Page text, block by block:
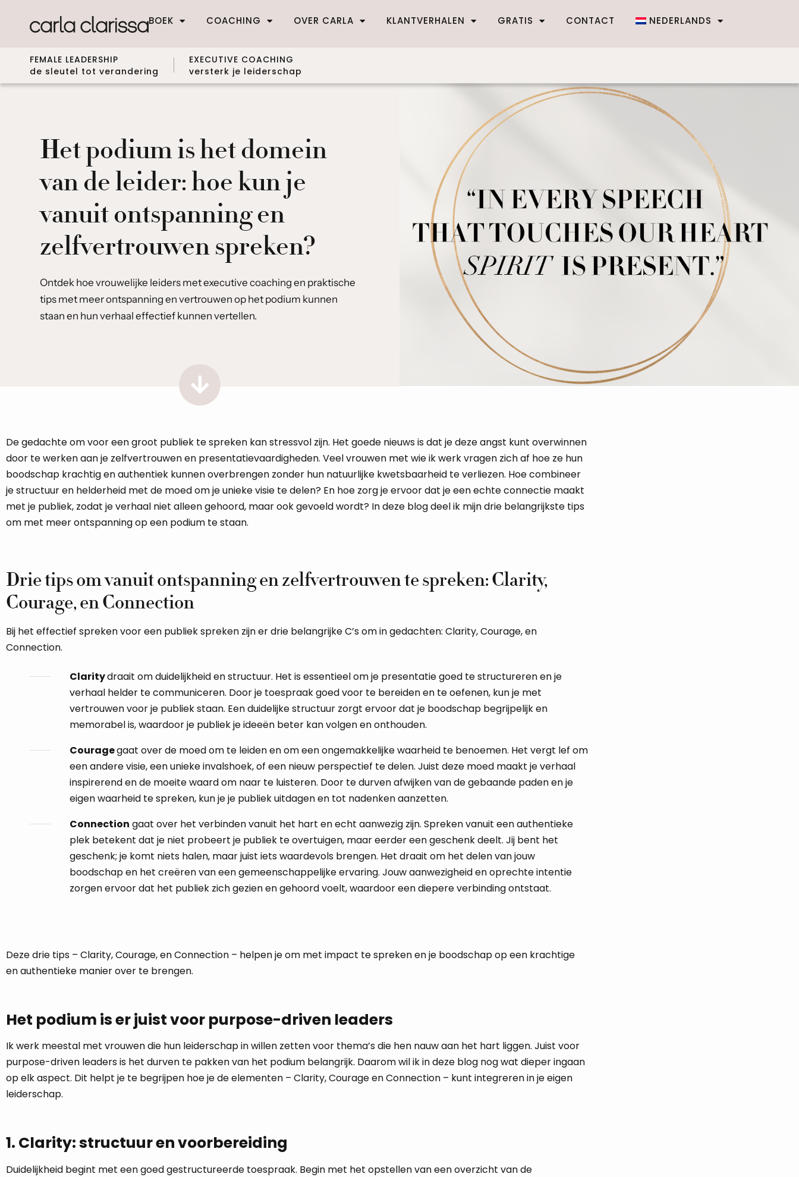
BOEK COACHING OVER CARLA KLANTVERHALEN GRATIS CONTACT NEDERLANDS
FEMALE LEADERSHIP
de sleutel tot verandering
EXECUTIVE COACHING
versterk je leiderschap
Het podium is het domein
van de leider: hoe kun je
vanuit ontspanning en
zelfvertrouwen spreken?
Ontdek hoe vrouwelijke leiders met executive coaching en praktische
tips met meer ontspanning en vertrouwen op het podium kunnen
staan en hun verhaal effectief kunnen vertellen.
De gedachte om voor een groot publiek te spreken kan stressvol zijn. Het goede nieuws is dat je deze angst kunt overwinnen
door te werken aan je zelfvertrouwen en presentatievaardigheden. Veel vrouwen met wie ik werk vragen zich af hoe ze hun
boodschap krachtig en authentiek kunnen overbrengen zonder hun natuurlijke kwetsbaarheid te verliezen. Hoe combineer
je structuur en helderheid met de moed om je unieke visie te delen? En hoe zorg je ervoor dat je een echte connectie maakt
met je publiek, zodat je verhaal niet alleen gehoord, maar ook gevoeld wordt? In deze blog deel ik mijn drie belangrijkste tips
om met meer ontspanning op een podium te staan.
Drie tips om vanuit ontspanning en zelfvertrouwen te spreken: Clarity,
Courage, en Connection
Bij het effectief spreken voor een publiek spreken zijn er drie belangrijke C’s om in gedachten: Clarity, Courage, en
Connection.
Claritydraait om duidelijkheid en structuur. Het is essentieel om je presentatie goed te structureren en je
verhaal helder te communiceren. Door je toespraak goed voor te bereiden en te oefenen, kun je met
vertrouwen voor je publiek staan. Een duidelijke structuur zorgt ervoor dat je boodschap begrijpelijk en
memorabel is, waardoor je publiek je ideeën beter kan volgen en onthouden.
Couragegaat over de moed om te leiden en om een ongemakkelijke waarheid te benoemen. Het vergt lef om
een andere visie, een unieke invalshoek, of een nieuw perspectief te delen. Juist deze moed maakt je verhaal
inspirerend en de moeite waard om naar te luisteren. Door te durven afwijken van de gebaande paden en je
eigen waarheid te spreken, kun je je publiek uitdagen en tot nadenken aanzetten.
Connection gaat over het verbinden vanuit het hart en echt aanwezig zijn. Spreken vanuit een authentieke
plek betekent dat je niet probeert je publiek te overtuigen, maar eerder een geschenk deelt. Jij bent het
geschenk; je komt niets halen, maar juist iets waardevols brengen. Het draait om het delen van jouw
boodschap en het creëren van een gemeenschappelijke ervaring. Jouw aanwezigheid en oprechte intentie
zorgen ervoor dat het publiek zich gezien en gehoord voelt, waardoor een diepere verbinding ontstaat.
Deze drie tips – Clarity, Courage, en Connection – helpen je om met impact te spreken en je boodschap op een krachtige
en authentieke manier over te brengen.
Het podium is er juist voor purpose-driven leaders
Ik werk meestal met vrouwen die hun leiderschap in willen zetten voor thema’s die hen nauw aan het hart liggen. Juist voor
purpose-driven leaders is het durven te pakken van het podium belangrijk. Daarom wil ik in deze blog nog wat dieper ingaan
op elk aspect. Dit helpt je te begrijpen hoe je de elementen – Clarity, Courage en Connection – kunt integreren in je eigen
leiderschap.
1. Clarity: structuur en voorbereiding
Duidelijkheid begint met een goed gestructureerde toespraak. Begin met het opstellen van een overzicht van de